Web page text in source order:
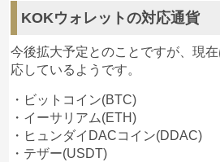
KOKウォレットの対応通貨
今後拡大予定とのことですが、現
応しているようです。
・ビットコイン(BTC)
・イーサリアム(ETH)
・ヒュンダイDACコイン(DDAC)
・テザー(USDT)